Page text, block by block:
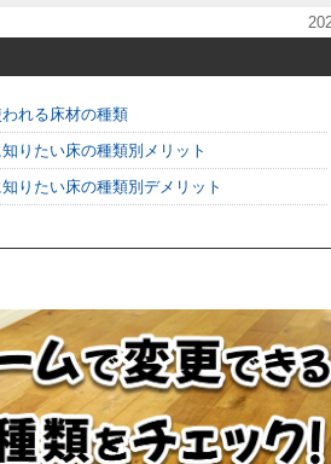
れる床材の種類
りたい床の種類別メリット
りたい床の種類別デメリット